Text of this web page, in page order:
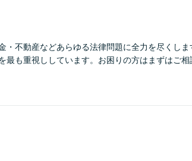
・不動産などあらゆる法律問題に全力を尽くしま
最も重視ししています。お困りの方はまずはご相